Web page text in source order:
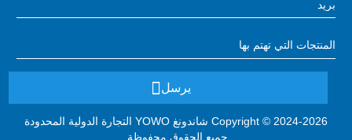
يرسل
Copyright © 2024-2026 شاندونغ YOWO التجارة الدولية المحدودة
جميع الحقوق محفوظة.